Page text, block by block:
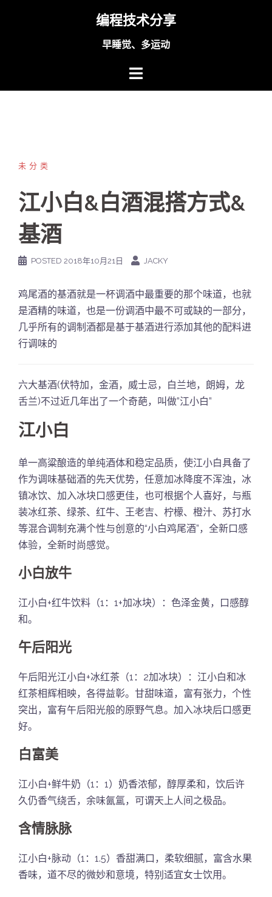
编程技术分享
早睡觉、多运动
未分类
江小白&白酒混搭方式&
基酒
POSTED 2018年10月21日 JACKY
鸡尾酒的基酒就是一杯调酒中最重要的那个味道，也就
是酒精的味道，也是一份调酒中最不可或缺的一部分，
几乎所有的调制酒都是基于基酒进行添加其他的配料进
行调味的
六大基酒(伏特加，金酒，威士忌，白兰地，朗姆，龙
舌兰)不过近几年出了一个奇葩，叫做”江小白”
江小白
单一高粱酿造的单纯酒体和稳定品质，使江小白具备了
作为调味基础酒的先天优势，任意加冰降度不浑浊，冰
镇冰饮、加入冰块口感更佳，也可根据个人喜好，与瓶
装冰红茶、绿茶、红牛、王老吉、柠檬、橙汁、苏打水
等混合调制充满个性与创意的“小白鸡尾酒”，全新口感
体验，全新时尚感觉。
小白放牛
江小白+红牛饮料（1：1+加冰块）：色泽金黄，口感醇
和。
午后阳光
午后阳光江小白+冰红茶（1：2加冰块）：江小白和冰
红茶相辉相映，各得益彰。甘甜味道，富有张力，个性
突出，富有午后阳光般的原野气息。加入冰块后口感更
好。
白富美
江小白+鲜牛奶（1：1）奶香浓郁，醇厚柔和，饮后许
久仍香气绕舌，余味氤氲，可谓天上人间之极品。
含情脉脉
江小白+脉动（1：1.5）香甜满口，柔软细腻，富含水果
香味，道不尽的微妙和意境，特别适宜女士饮用。